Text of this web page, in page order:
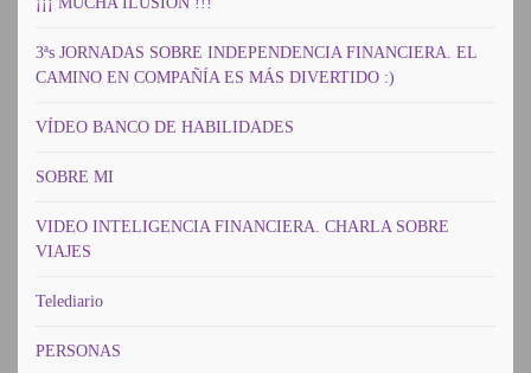
3ªs JORNADAS SOBRE INDEPENDENCIA FINANCIERA. EL
CAMINO EN COMPAÑÍA ES MÁS DIVERTIDO :)
VÍDEO BANCO DE HABILIDADES
SOBRE MI
VIDEO INTELIGENCIA FINANCIERA. CHARLA SOBRE
VIAJES
Telediario
PERSONAS